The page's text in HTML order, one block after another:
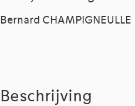
Bernard CHAMPIGNEULLE
Beschrijving